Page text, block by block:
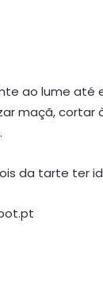
ao lume até
maçã, cortar
da tarte ter